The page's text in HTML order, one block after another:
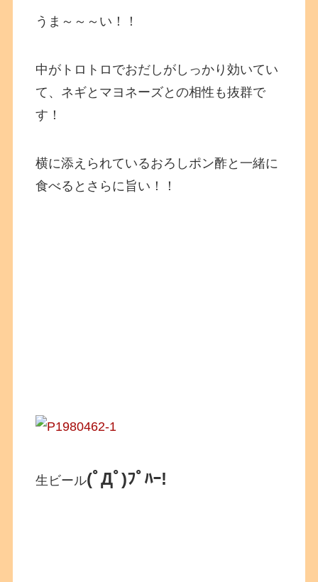
うま～～～い！！
中がトロトロでおだしがしっかり効いてい
て、ネギとマヨネーズとの相性も抜群で
す！
横に添えられているおろしポン酢と一緒に
食べるとさらに旨い！！
生ビール(ﾟДﾟ)ﾌﾟﾊｰ!